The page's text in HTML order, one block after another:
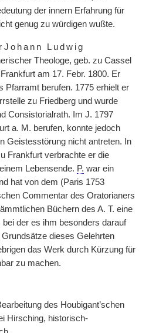
der innern Erfahrung für
genug zu würdigen wußte.
Johann Ludwig
Theologe, geb. zu Cassel
am 17. Febr. 1800. Er
Pfarramt berufen. 1775 erhielt er
zu Friedberg und wurde
Consistorialrath.
Im J. 1797
a. M. berufen, konnte jedoch
Geistesstörung nicht antreten. In
Frankfurt verbrachte er die
Lebensende. P. war ein
hat von dem (Paris 1753
Commentar des Oratorianers
Büchern des A. T. eine
bei der es ihm besonders darauf
dieses Gelehrten
das Werk durch Kürzung für
zu machen.
des Houbigant’schen
Hirsching, historisch-